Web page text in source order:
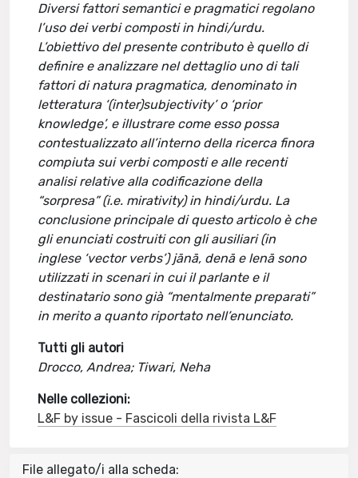
Diversi fattori semantici e pragmatici regolano
l’uso dei verbi composti in hindi/urdu.
L’obiettivo del presente contributo è quello di
definire e analizzare nel dettaglio uno di tali
fattori di natura pragmatica, denominato in
letteratura ‘(inter)subjectivity’ o ‘prior
knowledge’, e illustrare come esso possa
contestualizzato all’interno della ricerca finora
compiuta sui verbi composti e alle recenti
analisi relative alla codificazione della
“sorpresa” (i.e. mirativity) in hindi/urdu. La
conclusione principale di questo articolo è che
gli enunciati costruiti con gli ausiliari (in
inglese ‘vector verbs’) jānā, denā e lenā sono
utilizzati in scenari in cui il parlante e il
destinatario sono già “mentalmente preparati”
in merito a quanto riportato nell’enunciato.
Tutti gli autori
Drocco, Andrea; Tiwari, Neha
Nelle collezioni:
L&F by issue - Fascicoli della rivista L&F
File allegato/i alla scheda: